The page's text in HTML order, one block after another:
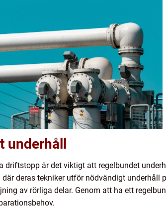
är det viktigt att regelbundet
deras tekniker utför nödvändigt underhåll
av rörliga delar. Genom att ha ett